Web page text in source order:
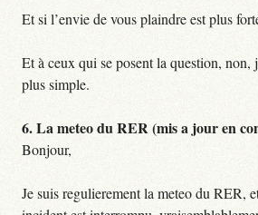
Et si l’envie de vous plaindre est plus
Et à ceux qui se posent la question,
plus simple.
6.La meteo du RER (mis a jour en
Bonjour,
Je suis regulierement la meteo du RER,